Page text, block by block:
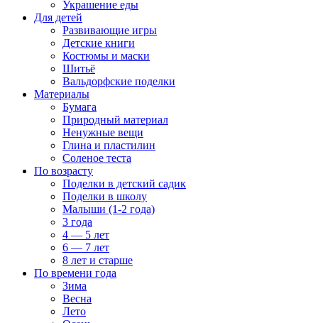
Украшение еды
Для детей
Развивающие игры
Детские книги
Костюмы и маски
Шитьё
Вальдорфские поделки
Материалы
Бумага
Природный материал
Ненужные вещи
Глина и пластилин
Соленое теста
По возрасту
Поделки в детский садик
Поделки в школу
Малыши (1-2 года)
3 года
4 — 5 лет
6 — 7 лет
8 лет и старше
По времени года
Зима
Весна
Лето